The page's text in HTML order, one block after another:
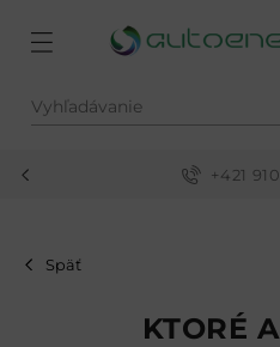
Vyhľadávanie
+421
Menu
Späť
KTORÉ